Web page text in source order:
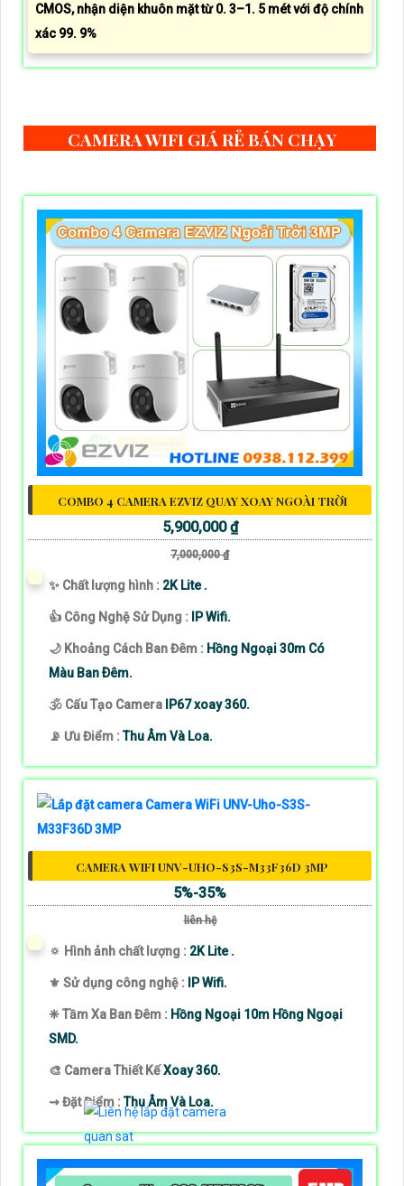
CMOS, nhận diện khuôn mặt từ 0. 3–1. 5 mét với độ chính
xác 99. 9%
CAMERA WIFI GIÁ RẺ BÁN CHẠY
COMBO 4 CAMERA EZVIZ QUAY XOAY NGOÀI TRỜI
5,900,000 ₫
7,000,000 ₫
✨ Chất lượng hình : 2K Lite .
👍 Công Nghệ Sử Dụng : IP Wifi.
🌙 Khoảng Cách Ban Đêm : Hồng Ngoại 30m Có
Màu Ban Ðêm.
🕉️ Cấu Tạo Camera IP67 xoay 360.
️📡 Ưu Điểm :Thu Âm Và Loa.
CAMERA WIFI UNV-UHO-S3S-M33F36D 3MP
5%-35%
liên hệ
🔅 Hình ảnh chất lượng : 2K Lite .
⚜️ Sử dụng công nghệ : IP Wifi.
❈ Tầm Xa Ban Đêm : Hồng Ngoại 10m Hồng Ngoại
SMD.
🎨 Camera Thiết KếXoay 360.
️⇝ Đặt Điểm :Thu Âm Và Loa.